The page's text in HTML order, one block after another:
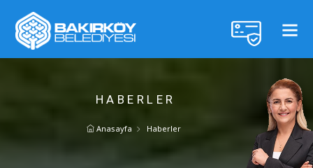
HABERLER
Anasayfa Haberler